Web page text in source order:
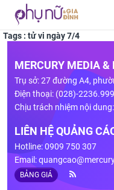
Tags : tử vi ngày 7/4
MERCURY MEDIA &
Trụ sở: 27 đường A4,
Điện thoại: (028)-
Chịu trách nhiệm nội
LIÊN HỆ QUẢNG
Hotline: 0909 750 307
Email:
BẢNG GIÁ